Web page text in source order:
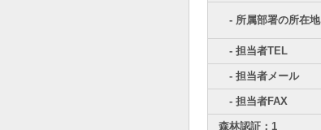
- 所属部署の所在地
- 担当者TEL
- 担当者メール
- 担当者FAX
森林認証：1